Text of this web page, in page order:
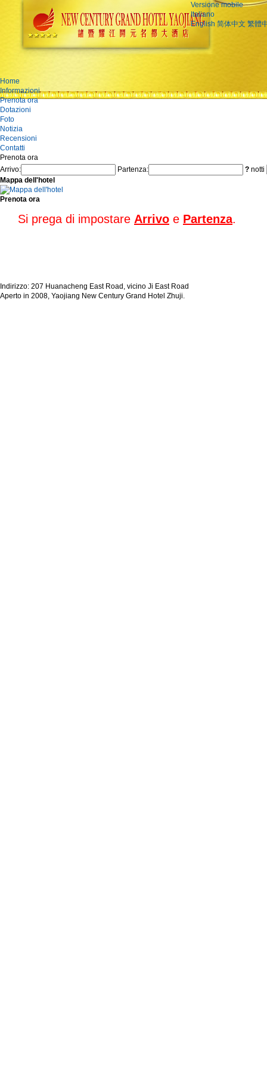
Versione mobile
Italiano
English 简体中文 繁體
Home
Informazioni
Prenota ora
Dotazioni
Foto
Notizia
Recensioni
Contatti
Prenota ora
Arrivo:
Partenza: ? notti
Mappa dell'hotel
Prenota ora
Si prega di impostare Arrivo e Partenza.
Indirizzo: 207 Huanacheng East Road, vicino Ji East Road
Aperto in 2008, Yaojiang New Century Grand Hotel Zhuji.